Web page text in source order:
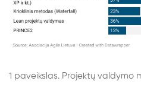
1 paveikslas. Projektų valdymo